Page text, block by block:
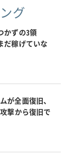
グ
かずの3領
だ稼げていな
が全面復旧、
撃から復旧で